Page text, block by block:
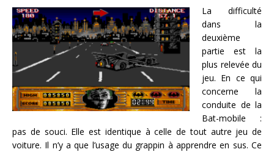
La difficulté
dans la
deuxième
partie est la
plus relevée du
jeu. En ce qui
concerne la
conduite de la
Bat-mobile :
pas de souci. Elle est identique à celle de tout autre jeu de
voiture. Il n’y a que l’usage du grappin à apprendre en sus. Ce